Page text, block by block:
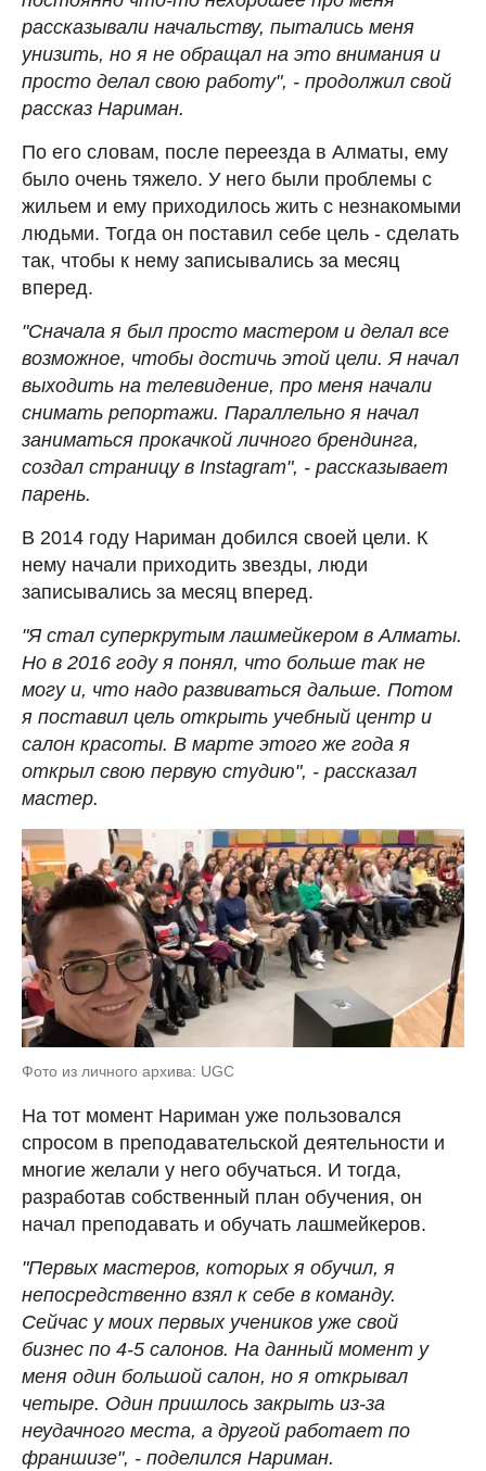
рассказывали начальству, пытались меня
унизить, но я не обращал на это внимания и
просто делал свою работу", - продолжил свой
рассказ Нариман.
По его словам, после переезда в Алматы, ему
было очень тяжело. У него были проблемы с
жильем и ему приходилось жить с незнакомыми
людьми. Тогда он поставил себе цель - сделать
так, чтобы к нему записывались за месяц
вперед.
"Сначала я был просто мастером и делал все
возможное, чтобы достичь этой цели. Я начал
выходить на телевидение, про меня начали
снимать репортажи. Параллельно я начал
заниматься прокачкой личного брендинга,
создал страницу в Instagram", - рассказывает
парень.
В 2014 году Нариман добился своей цели. К
нему начали приходить звезды, люди
записывались за месяц вперед.
"Я стал суперкрутым лашмейкером в Алматы.
Но в 2016 году я понял, что больше так не
могу и, что надо развиваться дальше. Потом
я поставил цель открыть учебный центр и
салон красоты. В марте этого же года я
открыл свою первую студию", - рассказал
мастер.
Фото из личного архива: UGC
На тот момент Нариман уже пользовался
спросом в преподавательской деятельности и
многие желали у него обучаться. И тогда,
разработав собственный план обучения, он
начал преподавать и обучать лашмейкеров.
"Первых мастеров, которых я обучил, я
непосредственно взял к себе в команду.
Сейчас у моих первых учеников уже свой
бизнес по 4-5 салонов. На данный момент у
меня один большой салон, но я открывал
четыре. Один пришлось закрыть из-за
неудачного места, а другой работает по
франшизе", - поделился Нариман.